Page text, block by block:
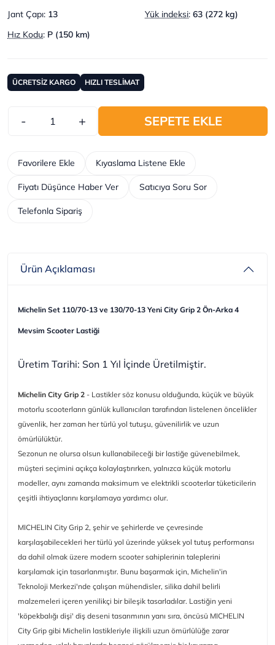
Jant Çapı: 13 Yük indeksi: 63 (272 kg)
Hız Kodu: P (150 km)
ÜCRETSİZ KARGO HIZLI TESLİMAT
- + SEPETE EKLE
Telefonla Sipariş
Kıyaslama Listene Ekle
Favorilere Ekle
Fiyatı Düşünce Haber Ver Satıcıya Soru Sor
Ürün Açıklaması
Michelin Set 110/70-13 ve 130/70-13 Yeni City Grip 2 Ön-Arka 4
Mevsim Scooter Lastiği
Üretim Tarihi: Son 1 Yıl İçinde Üretilmiştir.
Michelin City Grip 2 - Lastikler söz konusu olduğunda, küçük ve büyük
motorlu scooterların günlük kullanıcıları tarafından listelenen öncelikler
güvenlik, her zaman her türlü yol tutuşu, güvenilirlik ve uzun
ömürlülüktür.
Sezonun ne olursa olsun kullanabileceği bir lastiğe güvenebilmek,
müşteri seçimini açıkça kolaylaştırırken, yalnızca küçük motorlu
modeller, aynı zamanda maksimum ve elektrikli scooterlar tüketicilerin
çeşitli ihtiyaçlarını karşılamaya yardımcı olur.
MICHELIN City Grip 2, şehir ve şehirlerde ve çevresinde
karşılaşabilecekleri her türlü yol üzerinde yüksek yol tutuş performansı
da dahil olmak üzere modern scooter sahiplerinin taleplerini
karşılamak için tasarlanmıştır. Bunu başarmak için, Michelin'in
Teknoloji Merkezi'nde çalışan mühendisler, silika dahil belirli
malzemeleri içeren yenilikçi bir bileşik tasarladılar. Lastiğin yeni
'köpekbalığı dişi' diş deseni tasarımının yanı sıra, öncüsü MICHELIN
City Grip gibi Michelin lastikleriyle ilişkili uzun ömürlülüğe zarar